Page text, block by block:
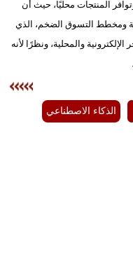
المنتجات محليًا، حيث أن
ومخطط التسوق الضخم، الذي
الإلكترونية والمحلية، ونظرًا لأنه
الذكاء الاصطناعي